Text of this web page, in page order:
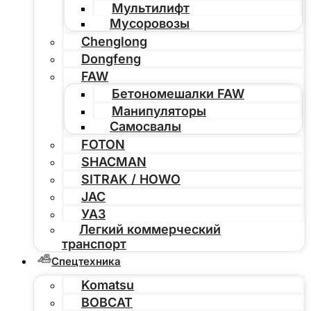
Мультилифт
Мусоровозы
Chenglong
Dongfeng
FAW
Бетономешалки FAW
Манипуляторы
Самосвалы
FOTON
SHACMAN
SITRAK / HOWO
JAC
УАЗ
Легкий коммерческий
транспорт
Спецтехника
Komatsu
BOBCAT